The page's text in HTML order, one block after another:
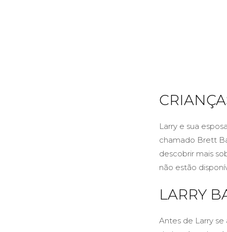
Larry e sua
chamado Brett
descobrir mais
não estão
LARRY
Antes de Larry